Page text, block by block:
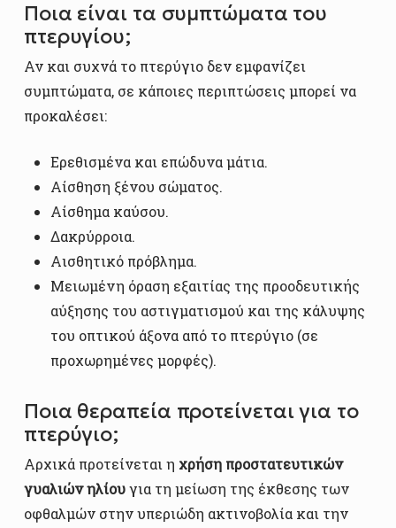
Ποια είναι τα συμπτώματα του
πτερυγίου;
Αν και συχνά το πτερύγιο δεν εμφανίζει
συμπτώματα, σε κάποιες περιπτώσεις μπορεί να
προκαλέσει:
Ερεθισμένα και επώδυνα μάτια.
Αίσθηση ξένου σώματος.
Αίσθημα καύσου.
Δακρύρροια.
Αισθητικό πρόβλημα.
Μειωμένη όραση εξαιτίας της προοδευτικής
αύξησης του αστιγματισμού και της κάλυψης
του οπτικού άξονα από το πτερύγιο (σε
προχωρημένες μορφές).
Ποια θεραπεία προτείνεται για το
πτερύγιο;
Αρχικά προτείνεται η χρήση προστατευτικών
γυαλιών ηλίουγια τη μείωση της έκθεσης των
οφθαλμών στην υπεριώδη ακτινοβολία και την